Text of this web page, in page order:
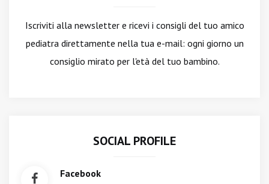
Iscriviti alla newslettere ricevi i consigli del tuo amico
pediatra direttamente nella tua e-mail: ogni giorno un
consiglio mirato per l'età del tuo bambino.
SOCIAL PROFILE
Facebook